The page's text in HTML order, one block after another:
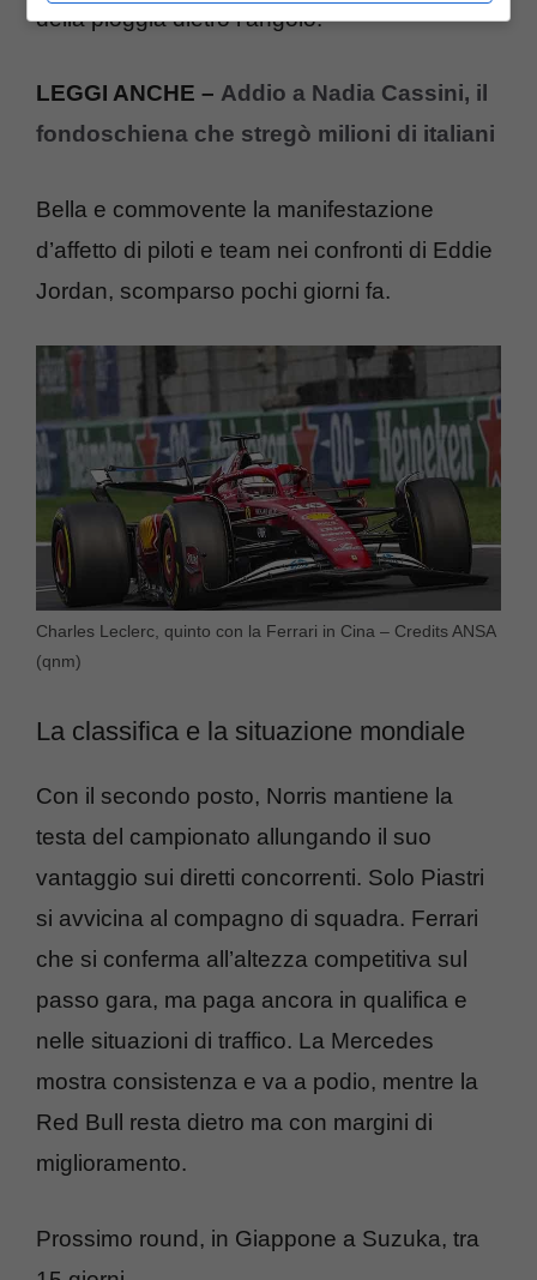
della pioggia dietro l’angolo.
LEGGI ANCHE – Addio a Nadia Cassini, il
fondoschiena che stregò milioni di italiani
Bella e commovente la manifestazione
d’affetto di piloti e team nei confronti di Eddie
Jordan, scomparso pochi giorni fa.
Charles Leclerc, quinto con la Ferrari in Cina – Credits ANSA
(qnm)
La classifica e la situazione mondiale
Con il secondo posto, Norris mantiene la
testa del campionato allungando il suo
vantaggio sui diretti concorrenti. Solo Piastri
si avvicina al compagno di squadra. Ferrari
che si conferma all’altezza competitiva sul
passo gara, ma paga ancora in qualifica e
nelle situazioni di traffico. La Mercedes
mostra consistenza e va a podio, mentre la
Red Bull resta dietro ma con margini di
miglioramento.
Prossimo round, in Giappone a Suzuka, tra